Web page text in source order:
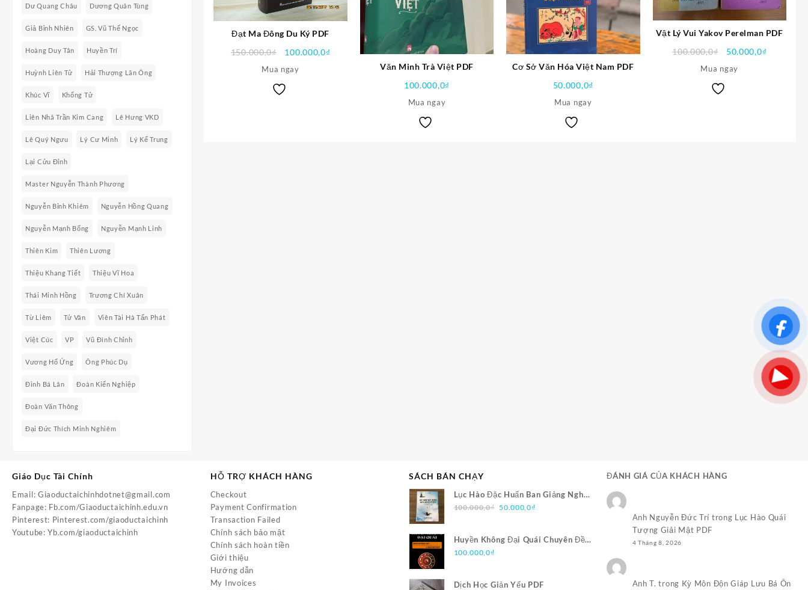
Dư Quang Châu Dương Quân Tùng
Giả Bỉnh Nhiên GS. Vũ Thế Ngọc
Hoàng Duy Tân Huyền Trí
Huỳnh Liên Tử Hải Thượng Lãn Ông
Khúc Vĩ Khổng Tử
Liên Nhã Trần Kim Cang Lê Hưng VKD
Lê Quý Ngưu Lý Cư Minh Lý Kế Trung
Lại Cửu Đỉnh
Master Nguyễn Thành Phương
Nguyễn Bỉnh Khiêm Nguyễn Hồng Quang
Nguyễn Mạnh Bổng Nguyễn Mạnh Linh
Thiên Kim Thiên Lương
Thiệu Khang Tiết Thiệu Vĩ Hoa
Thái Minh Hồng Trương Chí Xuân
Từ Liêm Tử Vân Viên Tài Hà Tấn Phát
Việt Cúc VP Vũ Đình Chỉnh
Vương Hổ Ứng Ông Phúc Dụ
Đinh Bá Lân Đoàn Kiến Nghiệp
Đoàn Văn Thông
Đại Đức Thích Minh Nghiêm
Đạt Ma Đông Du Ký PDF
150.000,0₫
Giá
là:
150.000,0₫.
100.000,0₫
Mua ngay
Văn Minh Trà Việt PDF
100.000,0₫
Mua ngay
Cơ Sở Văn Hóa Việt Nam PDF
50.000,0₫
Mua ngay
Vật Lý Vui Yakov Perelman PDF
100.000,0₫
Giá
là:
50.000,0₫
Mua ngay
Giáo Dục Tài Chính
Email: Giaoductaichinhdotnet@gmail.com
Fanpage: Fb.com/Giaoductaichinh.edu.vn
Pinterest: Pinterest.com/giaoductaichinh
Youtube:Yb.com/giaoductaichinh
HỖ TRỢ KHÁCH HÀNG
Checkout
Payment Confirmation
Transaction Failed
Chính sách bảo mật
Chính sách hoàn tiền
Giới thiệu
Hướng dẫn
My Invoices
SÁCH BÁN CHẠY
Lục Hào Đặc Huấn Ban Giảng Nghĩa
PDF
100.000,0₫ Giá
100.000,0₫.
50.000,0₫Giá
là:
Huyền Không Đại Quái Chuyên Đề
Phong Thủy Và Trạch Nhật Pháp
100.000,0₫
Dịch Học Giản Yếu PDF
ĐÁNH GIÁ CỦA KHÁCH HÀNG
Anh Nguyễn Đức Trí trong Lục Hào Quái
Tượng Giải Mật PDF
4 Tháng 8, 2026
Anh T. trong Kỳ Môn Độn Giáp Lưu Bá Ôn